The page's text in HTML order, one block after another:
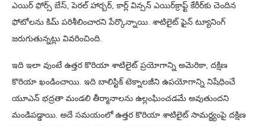
ఎయిర్ ఫోర్స్ బేస్‌, పెర‌ల్ హార్బ‌ర్‌, కార్ల్ విన్స‌న్ ఎయిర్‌క్రాఫ్ట్ కేరీర్‌కు చెందిన
ఫోటోల‌ను కిమ్ పరిశీలించారని పేర్కొన్నాయి. శాటిలైట్ ఫైన్ ట్యూనింగ్
జ‌రుగుతున్న‌ట్లు వివరించింది.
ఇది ఇలా వుంటే ఉత్తర కొరియా శాటిలైట్ ప్రయోగాన్ని అమెరికా, దక్షిణ
కొరియా ఖండించాయి. ఇది బాలిస్టిక్ టెక్నాలజీని ఉపయోగాన్ని నిషేధించే
యూఎన్ భద్రతా మండలి తీర్మానాలను ఉల్లంఘించడమే అవుతుందని
మండిపడ్డాయి. అదే సమయంలో ఉత్తర కొరియా శాటిలైట్ సామర్థ్యంపై దక్షిణ